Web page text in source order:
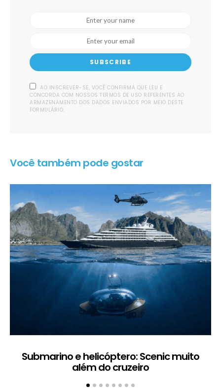
SUBSCRIBE
AO INSCREVER-SE, VOCÊ CONFIRMA QUE LEU E
CONCORDA COM NOSSOS TERMOS DE USO REFERENTES AO
ARMAZENAMENTO DOS DADOS ENVIADOS POR MEIO DESTE
FORMULÁRIO.
Você também pode gostar
Submarino e helicóptero: Scenic muito
além do cruzeiro